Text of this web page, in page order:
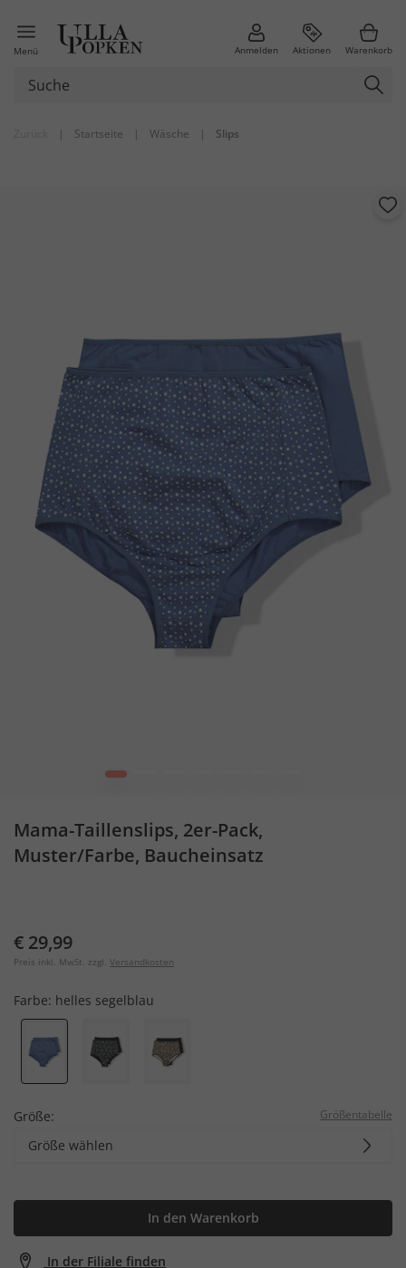
Menü Anmelden Aktionen Warenkorb
| Startseite | Wäsche | Slips
1
Mama-Taillenslips, 2er-Pack,
Muster/Farbe, Baucheinsatz
€ 29,99
Preis inkl. MwSt. zzgl. Versandkosten
Farbe: helles segelblau
Größe: Größentabelle
Größe wählen
In den Warenkorb
In der Filiale finden